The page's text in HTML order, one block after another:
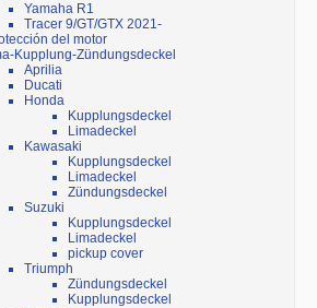
Yamaha R1
Tracer 9/GT/GTX 2021-
del motor
Kupplung-Zündungsdeckel
Aprilia
Ducati
Honda
Kupplungsdeckel
Limadeckel
Kawasaki
Kupplungsdeckel
Limadeckel
Zündungsdeckel
Suzuki
Kupplungsdeckel
Limadeckel
pickup cover
Triumph
Zündungsdeckel
Kupplungsdeckel